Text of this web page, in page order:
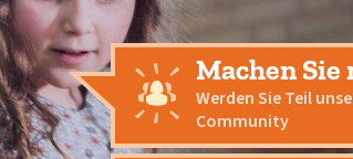
Machen Sie
Werden Sie Teil
Community